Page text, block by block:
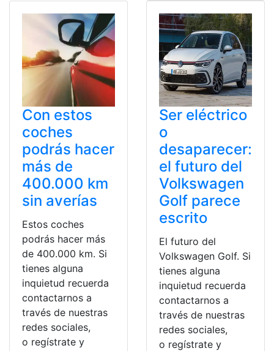
Con estos
coches
podrás hacer
más de
400.000 km
sin averías
Estos coches
podrás hacer más
de 400.000 km. Si
tienes alguna
inquietud recuerda
contactarnos a
través de nuestras
redes sociales,
o regístrate y
Ser eléctrico
o
desaparecer:
el futuro del
Volkswagen
Golf parece
escrito
El futuro del
Volkswagen Golf. Si
tienes alguna
inquietud recuerda
contactarnos a
través de nuestras
redes sociales,
o regístrate y